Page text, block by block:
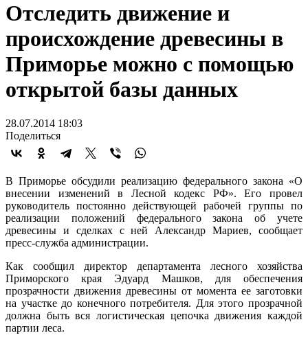
Отследить движение и
происхождение древесины в
Приморье можно с помощью
открытой базы данных
28.07.2014 18:03
Поделиться
В Приморье обсудили реализацию федерального закона «О
внесении изменений в Лесной кодекс РФ». Его провел
руководитель постоянно действующей рабочей группы по
реализации положений федерального закона об учете
древесины и сделках с ней Александр Мариев, сообщает
пресс-служба администрации.
Как сообщил директор департамента лесного хозяйства
Приморского края Эдуард Машков, для обеспечения
прозрачности движения древесины от момента ее заготовки
на участке до конечного потребителя. Для этого прозрачной
должна быть вся логистическая цепочка движения каждой
партии леса.